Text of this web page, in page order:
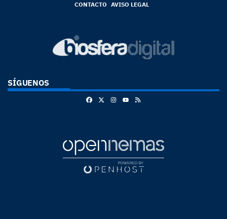
CONTACTO AVISO LEGAL
SÍGUENOS
FacebookInstagram